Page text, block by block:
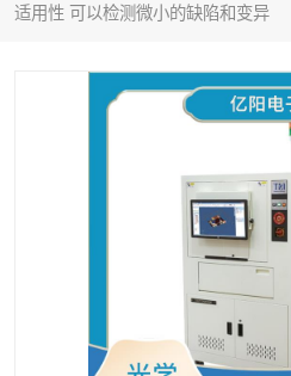
适用性 可以检测微小的缺陷和变异
自动光学检测TR7710